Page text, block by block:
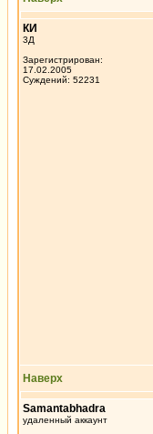
КИ
3Д
Зарегистрирован:
17.02.2005
Суждений: 52231
Наверх
Samantabhadra
удаленный аккаунт